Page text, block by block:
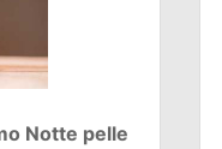
Notte pelle